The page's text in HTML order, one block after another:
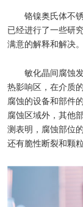
铬镍奥氏体不
已经进行了一些研
满意的解释和解决。
敏化晶间腐蚀
热影响区，在介质
腐蚀的设备和部件
腐蚀区域外，其他
测表明，腐蚀部位
还有脆性断裂和颗